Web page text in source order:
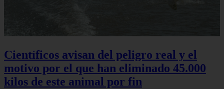
Científicos avisan del peligro real y el
motivo por el que han eliminado 45.000
kilos de este animal por fin